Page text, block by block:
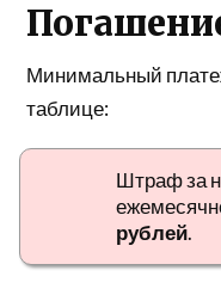
Минимальный
таблице:
Штраф за
рублей.